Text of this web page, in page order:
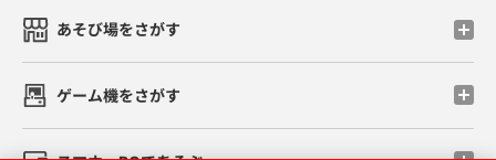
あそび場をさがす
ゲーム機をさがす